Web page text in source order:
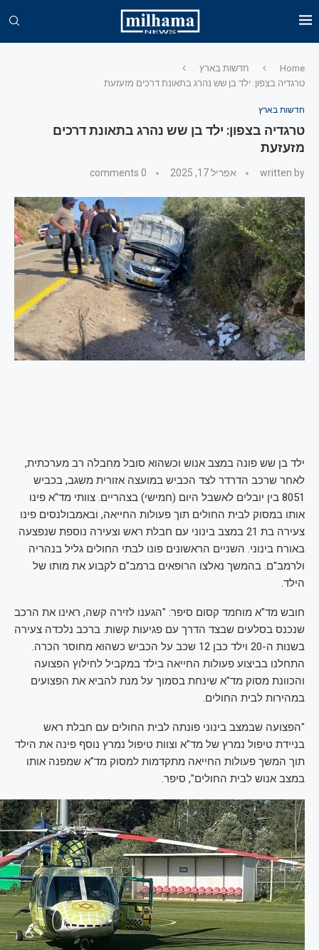
Home
חדשות בארץ
טרגדיה בצפון: ילד בן שש נהרג בתאונת דרכים מזעזעת
חדשות בארץ
טרגדיה בצפון: ילד בן שש נהרג בתאונת דרכים
מזעזעת
written by אפריל 17, 2025 0 comments
ילד בן שש פונה במצב אנוש וכשהוא סובל מחבלה רב מערכתית,
לאחר שרכב הדרדר לצד הכביש במועצה אזורית משגב, בכביש
8051 בין יובלים לאשבל היום (חמישי) בצהריים. צוותי מד"א פינו
אותו במסוק לבית החולים תוך פעולות החייאה, ובאמבולנסים פינו
צעירה בת 21 במצב בינוני עם חבלת ראש וצעירה נוספת שנפצעה
באורח בינוני. השניים הראשונים פונו לבתי החולים גליל בנהריה
ולרמב"ם. בהמשך נאלצו הרופאים ברמב"ם לקבוע את מותו של
הילד.
חובש מד"א מוחמד קסום סיפר: "הגענו לזירה קשה, ראינו את הרכב
שנכנס בסלעים שבצד הדרך עם פגיעות קשות. ברכב נלכדה צעירה
בשנות ה-20 וילד כבן 12 שכב על הכביש כשהוא מחוסר הכרה.
התחלנו בביצוע פעולות החייאה בילד במקביל לחילוץ הפצועה
והכוונת מסוק מד"א שינחת בסמוך על מנת להביא את הפצועים
במהירות לבית החולים.
"הפצועה שבמצב בינוני פונתה לבית החולים עם חבלת ראש
בניידת טיפול נמרץ של מד"א וצוות טיפול נמרץ נוסף פינה את הילד
תוך המשך פעולות החייאה מתקדמות למסוק מד"א שמפנה אותו
במצב אנוש לבית החולים", סיפר.